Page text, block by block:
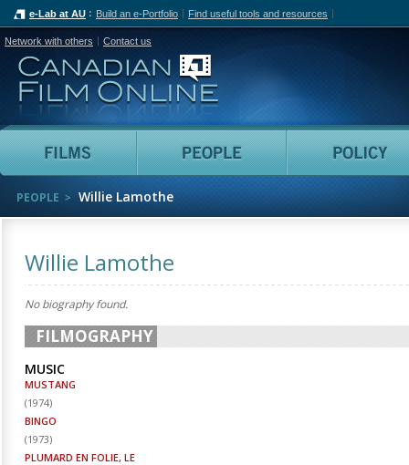
e-Lab at AU Build an e-Portfolio Find useful tools and resources
Network with others Contact us
Canadian Film Online
Films People
PEOPLE Willie Lamothe
Willie Lamothe
No biography found.
FILMOGRAPHY
MUSIC
MUSTANG
(1974)
BINGO
(1973)
PLUMARD EN FOLIE, LE